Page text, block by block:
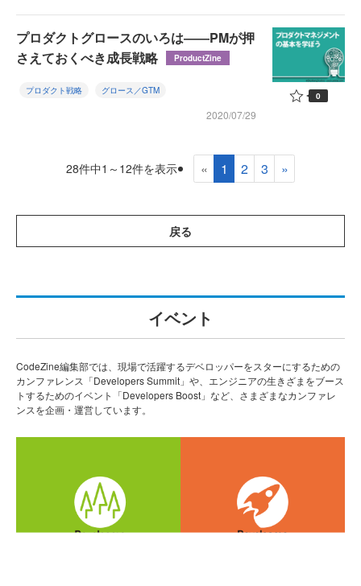
プロダクトグロースのいろは――PMが押
さえておくべき成長戦略
ProductZine
プロダクト戦略 グロース／GTM
2020/07/29
0
28件中1～12件を表示 « 1 2 3 »
戻る
イベント
CodeZine編集部では、現場で活躍するデベロッパーをスターにするための
カンファレンス「Developers Summit」や、エンジニアの生きざまをブース
トするためのイベント「Developers Boost」など、さまざまなカンファレ
ンスを企画・運営しています。